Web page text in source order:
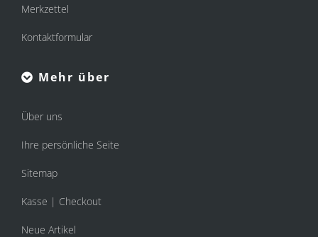
Merkzettel
Kontaktformular
Mehr über
Über uns
Ihre persönliche Seite
Sitemap
Kasse | Checkout
Neue Artikel